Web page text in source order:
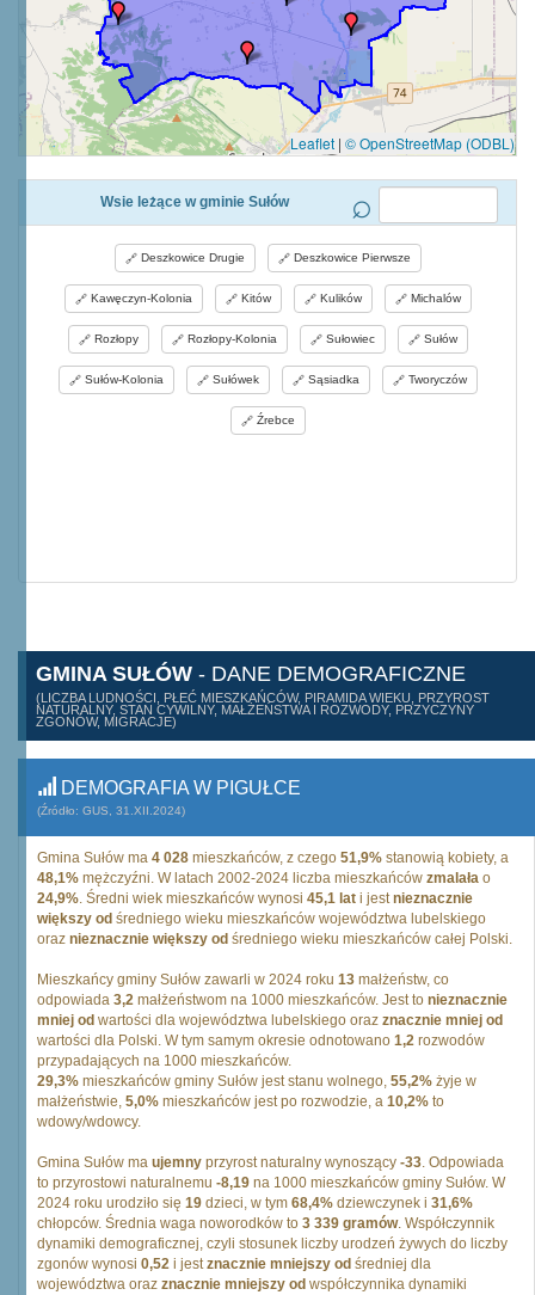
Leaflet | © OpenStreetMap (ODBL)
Wsie leżące w gminie Sułów
Deszkowice Drugie Deszkowice Pierwsze
Kawęczyn-Kolonia Kitów Kulików Michalów
Rozłopy Rozłopy-Kolonia Sułowiec Sułów
Sułów-Kolonia Sułówek Sąsiadka Tworyczów
Źrebce
GMINA SUŁÓW - DANE DEMOGRAFICZNE
(LICZBA LUDNOŚCI, PŁEĆ MIESZKAŃCÓW, PIRAMIDA WIEKU, PRZYROST
NATURALNY, STAN CYWILNY, MAŁŻEŃSTWA I ROZWODY, PRZYCZYNY
ZGONÓW, MIGRACJE)
DEMOGRAFIA W PIGUŁCE
(Źródło: GUS, 31.XII.2024)
Gmina Sułów ma 4 028 mieszkańców, z czego 51,9% stanowią kobiety, a
48,1% mężczyźni. W latach 2002-2024 liczba mieszkańców zmalała o
24,9%. Średni wiek mieszkańców wynosi 45,1 lat i jestnieznacznie
większy od średniego wieku mieszkańców województwa lubelskiego
oraz nieznacznie większy od średniego wieku mieszkańców całej Polski.
Mieszkańcy gminy Sułów zawarli w 2024 roku 13 małżeństw, co
odpowiada 3,2 małżeństwom na 1000 mieszkańców. Jest to nieznacznie
mniej od wartości dla województwa lubelskiego oraz znacznie mniej od
wartości dla Polski. W tym samym okresie odnotowano 1,2 rozwodów
przypadających na 1000 mieszkańców.
29,3% mieszkańców gminy Sułów jest stanu wolnego, 55,2% żyje w
małżeństwie, 5,0% mieszkańców jest po rozwodzie, a 10,2% to
wdowy/wdowcy.
Gmina Sułów ma ujemny przyrost naturalny wynoszący -33. Odpowiada
to przyrostowi naturalnemu -8,19 na 1000 mieszkańców gminy Sułów. W
2024 roku urodziło się 19 dzieci, w tym 68,4% dziewczynek i 31,6%
chłopców. Średnia waga noworodków to 3 339 gramów. Współczynnik
dynamiki demograficznej, czyli stosunek liczby urodzeń żywych do liczby
zgonów wynosi 0,52 i jestznacznie mniejszy od średniej dla
województwa oraz znacznie mniejszy od współczynnika dynamiki